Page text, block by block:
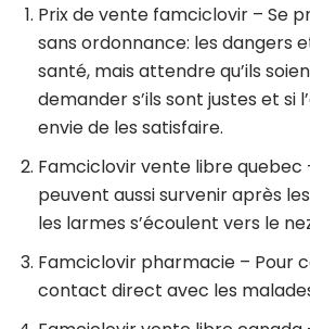
Prix de vente famciclovir – Se
sans ordonnance: les dangers
santé, mais attendre qu’ils
demander s’ils sont justes et si
envie de les satisfaire.
Famciclovir vente libre quebec
peuvent aussi survenir après
les larmes s’écoulent vers le
Famciclovir pharmacie – Pour
contact direct avec les